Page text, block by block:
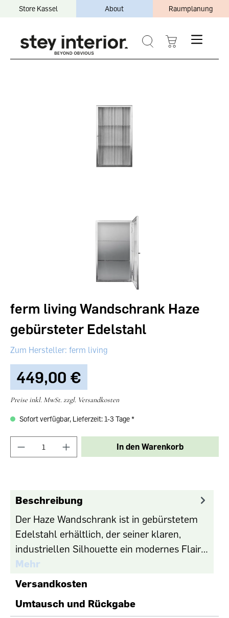
Store Kassel About Raumplanung
ferm living Wandschrank Haze
gebürsteter Edelstahl
ferm living
449,00 €‎
Preise inkl. MwSt. zzgl. Versandkosten
Sofort verfügbar, Lieferzeit: 1-3 Tage
In den Warenkorb
Beschreibung
Der Haze Wandschrank ist in gebürstetem
Edelstahl erhältlich, der seiner klaren,
industriellen Silhouette ein modernes Flair…
Mehr
Versandkosten
Umtausch und Rückgabe